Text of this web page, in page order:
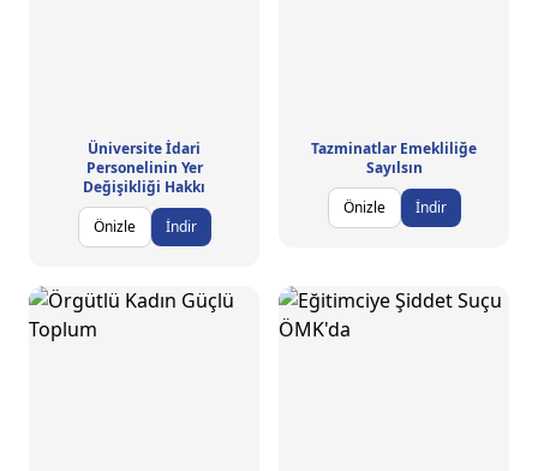
Üniversite İdari
Personelinin Yer
Değişikliği Hakkı
Önizle
İndir
Tazminatlar Emekliliğe
Sayılsın
Önizle
İndir